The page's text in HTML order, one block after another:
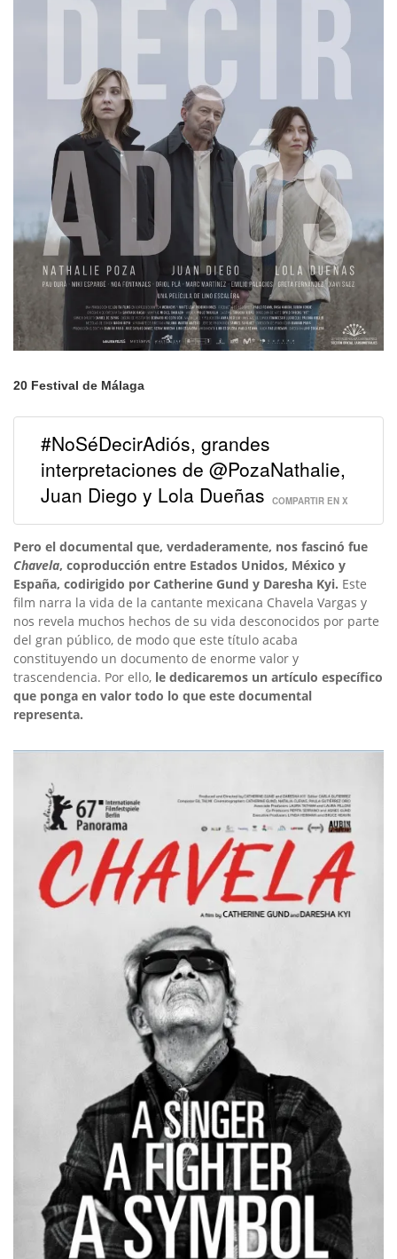
20 Festival de Málaga
#NoSéDecirAdiós, grandes
interpretaciones de @PozaNathalie,
Juan Diego y Lola Dueñas
COMPARTIR EN X
Pero el documental que, verdaderamente, nos fascinó fue
Chavela, coproducción entre Estados Unidos, México y
España, codirigido por Catherine Gund y Daresha Kyi. Este
film narra la vida de la cantante mexicana Chavela Vargas y
nos revela muchos hechos de su vida desconocidos por parte
del gran público, de modo que este título acaba
constituyendo un documento de enorme valor y
trascendencia. Por ello, le dedicaremos un artículo específico
que ponga en valor todo lo que este documental
representa.